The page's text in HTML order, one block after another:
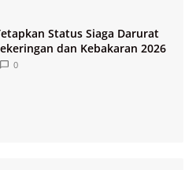
Status Siaga Darurat
dan Kebakaran 2026
0